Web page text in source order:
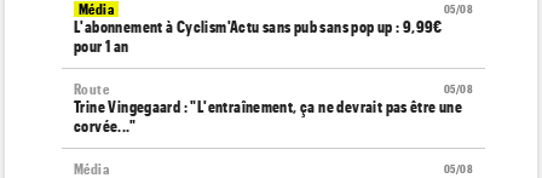
05/08
Média
L'abonnement à Cyclism'Actu sans pub sans pop up : 9,99€
pour 1 an
05/08
Route
Trine Vingegaard : "L'entraînement, ça ne devrait pas être une
corvée..."
05/08
Média